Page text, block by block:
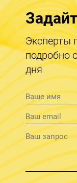
Эксперты
подробно
дня